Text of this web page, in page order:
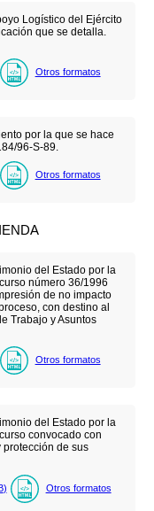
Logístico del Ejército
que se detalla.
Otros formatos
por la que se hace
96-S-89.
Otros formatos
del Estado por la
número 36/1996
de no impacto
con destino al
Trabajo y Asuntos
Otros formatos
del Estado por la
convocado con
de sus
) Otros formatos